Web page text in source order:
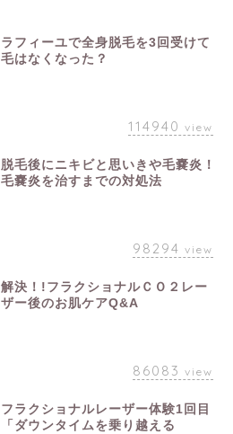
ラフィーユで全身脱毛を3回受けて
毛はなくなった？
114940 view
脱毛後にニキビと思いきや毛嚢炎！
毛嚢炎を治すまでの対処法
98294 view
解決！!フラクショナルＣＯ２レー
ザー後のお肌ケアQ&A
86083 view
フラクショナルレーザー体験1回目
「ダウンタイムを乗り越える